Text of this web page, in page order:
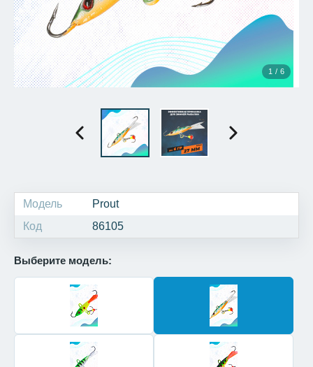
1 / 6
Модель
Prout
Код
86105
Выберите модель: